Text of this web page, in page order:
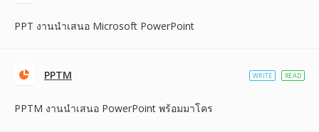
PPT งานนำเสนอ Microsoft PowerPoint
PPTM
PPTM งานนำเสนอ PowerPoint พร้อมมาโคร
WRITE READ